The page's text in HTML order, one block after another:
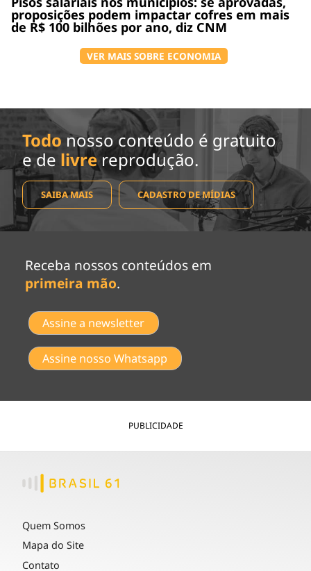
proposições podem impactar cofres em mais
de R$ 100 bilhões por ano, diz CNM
VER MAIS SOBRE ECONOMIA
Todo nosso conteúdo é gratuito
e de livrereprodução.
SAIBA MAIS CADASTRO DE MÍDIAS
Receba nossos conteúdos em
primeira mão.
Assine a newsletter
Assine nosso Whatsapp
PUBLICIDADE
Quem Somos
Mapa do Site
Contato